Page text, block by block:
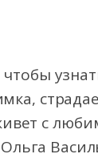
с